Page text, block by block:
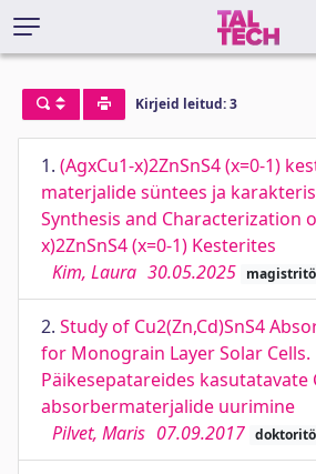
Kirjeid leitud: 3
1. (AgxCu1-x)2ZnSnS4 (x=0-1)
materjalide süntees ja
Synthesis and Characterization
x)2ZnSnS4 (x=0-1) Kesterites
Kim, Laura 30.05.2025
2. Study of Cu2(Zn,Cd)SnS4
for Monograin Layer Solar Cells.
Päikesepatareides kasutatavate
absorbermaterjalide uurimine
Pilvet, Maris 07.09.2017